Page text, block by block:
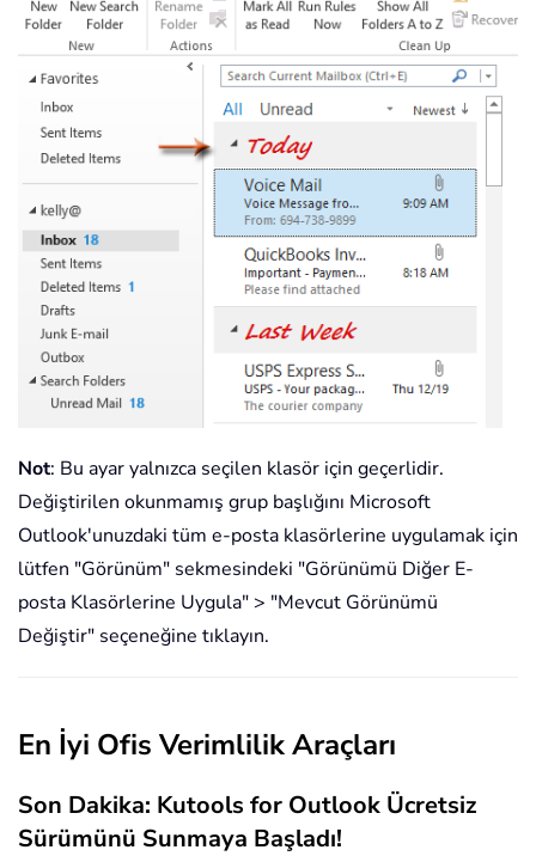
Not: Bu ayar yalnızca seçilen klasör için geçerlidir.
Değiştirilen okunmamış grup başlığını Microsoft
Outlook'unuzdaki tüm e-posta klasörlerine uygulamak için
lütfen "Görünüm" sekmesindeki "Görünümü Diğer E-
posta Klasörlerine Uygula" > "Mevcut Görünümü
Değiştir" seçeneğine tıklayın.
En İyi Ofis Verimlilik Araçları
Son Dakika: Kutools for Outlook Ücretsiz
Sürümünü Sunmaya Başladı!